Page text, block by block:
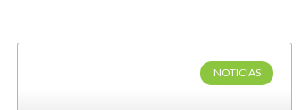
NOTICIAS